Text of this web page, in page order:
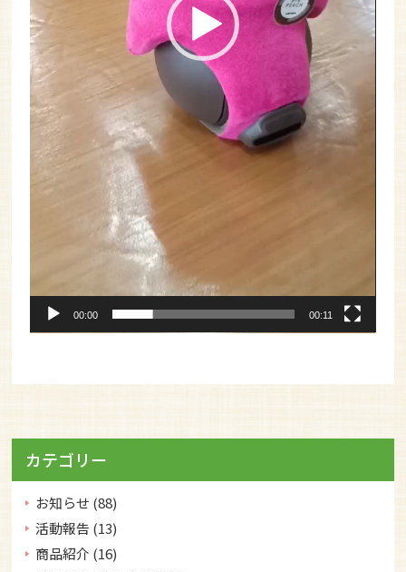
00:00 00:11
カテゴリー
お知らせ (88)
活動報告 (13)
商品紹介 (16)